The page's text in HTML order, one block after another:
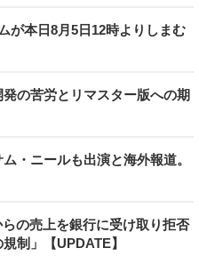
が本日8月5日12時よりしまむ
の苦労とリマスター版への期
・ニールも出演と海外報道。
の売上を銀行に受け取り拒否
制」【UPDATE】